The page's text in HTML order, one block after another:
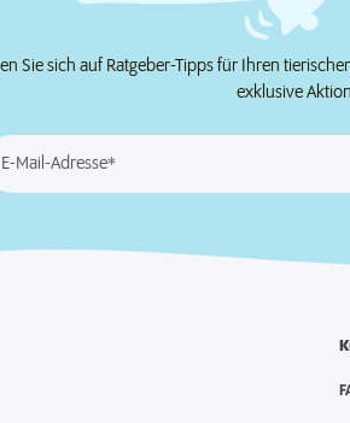
Sie sich auf Ratgeber-Tipps für Ihren
exklusive
E-Mail-Adresse*